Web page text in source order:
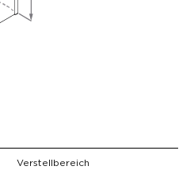
Verstellbereich